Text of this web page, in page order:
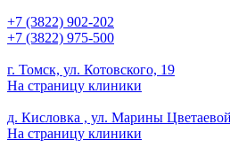
+7 (3822) 902-202
+7 (3822) 975-500
г. Томск, ул. Котовского, 19
На страницу клиники
д. Кисловка , ул. Марины
На страницу клиники